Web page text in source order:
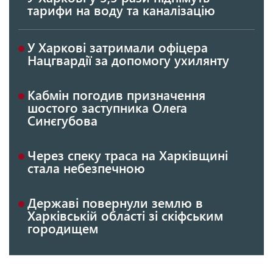
тарифи на воду та каналізацію
У Харкові затримали офіцера
Нацгвардії за допомогу ухилянту
Кабмін погодив призначення
шостого заступника Олега
Синєгубова
Через спеку траса на Харківщині
стала небезпечною
Державі повернули землю в
Харківській області зі скіфським
городищем